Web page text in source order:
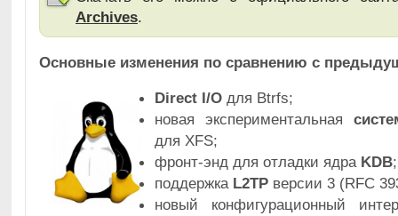
Archives.
Основные изменения по сравнению с
Direct I/O для Btrfs;
новая экспериментальная
для XFS;
фронт-энд для отладки ядра KDB;
поддержка L2TP версии 3 (RFC
новый конфигурационный